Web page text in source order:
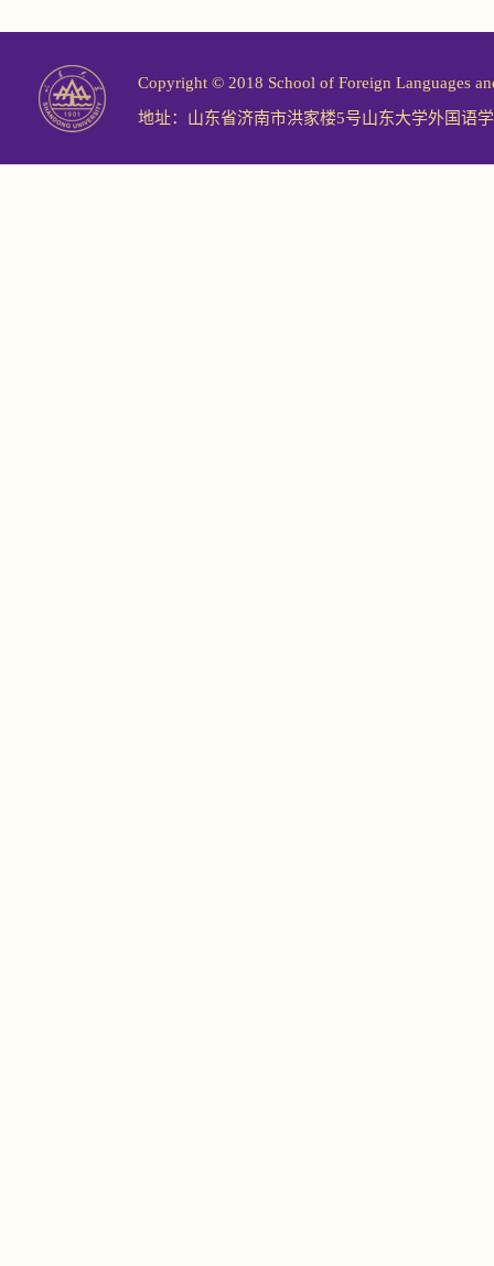
Copyright © 2018 School of Foreign Languages
地址：山东省济南市洪家楼5号山东大学外国语